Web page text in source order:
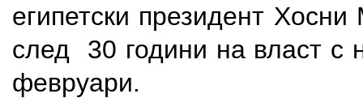
египетски президент
след 30 години на власт с
февруари.